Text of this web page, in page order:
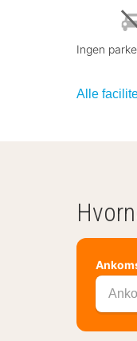
Ingen
Alle